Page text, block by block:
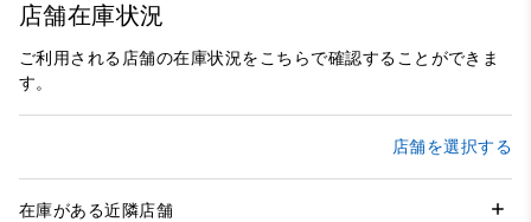
店舗在庫状況
ご利用される店舗の在庫状況をこちらで確認することができま
す。
店舗を選択する
在庫がある近隣店舗